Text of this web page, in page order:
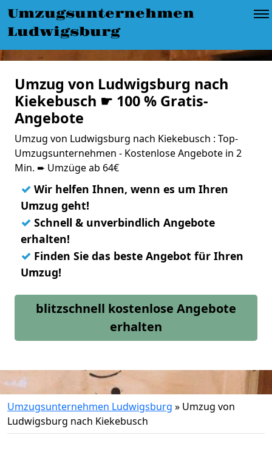
Umzugsunternehmen
Ludwigsburg
Umzug von Ludwigsburg nach
Kiekebusch ☛ 100 % Gratis-
Angebote
Umzug von Ludwigsburg nach Kiekebusch : Top-
Umzugsunternehmen - Kostenlose Angebote in 2
Min. ➨ Umzüge ab 64€
✓ Wir helfen Ihnen, wenn es um Ihren
Umzug geht!
✓ Schnell & unverbindlich Angebote
erhalten!
✓ Finden Sie das beste Angebot für Ihren
Umzug!
blitzschnell kostenlose Angebote
erhalten
Umzugsunternehmen Ludwigsburg » Umzug von
Ludwigsburg nach Kiekebusch